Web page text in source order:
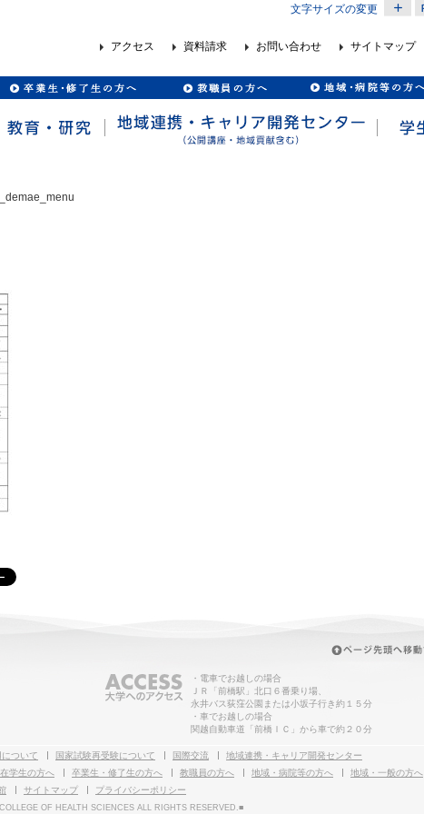
文字サイズの変更
アクセス 資料請求 お問い合わせ サイトマップ
・電車でお越しの場合
ＪＲ「前橋駅」北口６番乗り場、
永井バス荻窪公園または小坂子行き約１５分
・車でお越しの場合
関越自動車道「前橋ＩＣ」から車で約２０分
ついて 国家試験再受験について 国際交流
地域連携・キャリア開発センター
在学生の方へ 卒業生・修了生の方へ 教職員の方へ 地域・病院等の方へ
地域・一般の方へ
サイトマップ プライバシーポリシー
OF HEALTH SCIENCES ALL RIGHTS RESERVED.■